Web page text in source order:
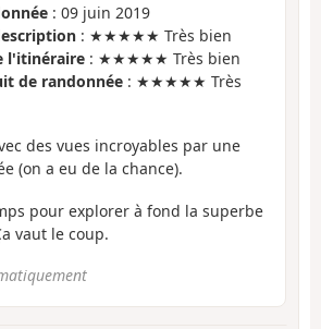
: 09 juin 2019
: ★★★★★ Très bien
l'itinéraire : ★★★★★ Très bien
de randonnée : ★★★★★ Très
des vues incroyables par une
(on a eu de la chance).
pour explorer à fond la superbe
vaut le coup.